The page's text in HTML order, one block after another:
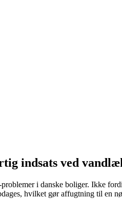
indsats ved
i danske boliger. Ikke
hvilket gør affugtning til en